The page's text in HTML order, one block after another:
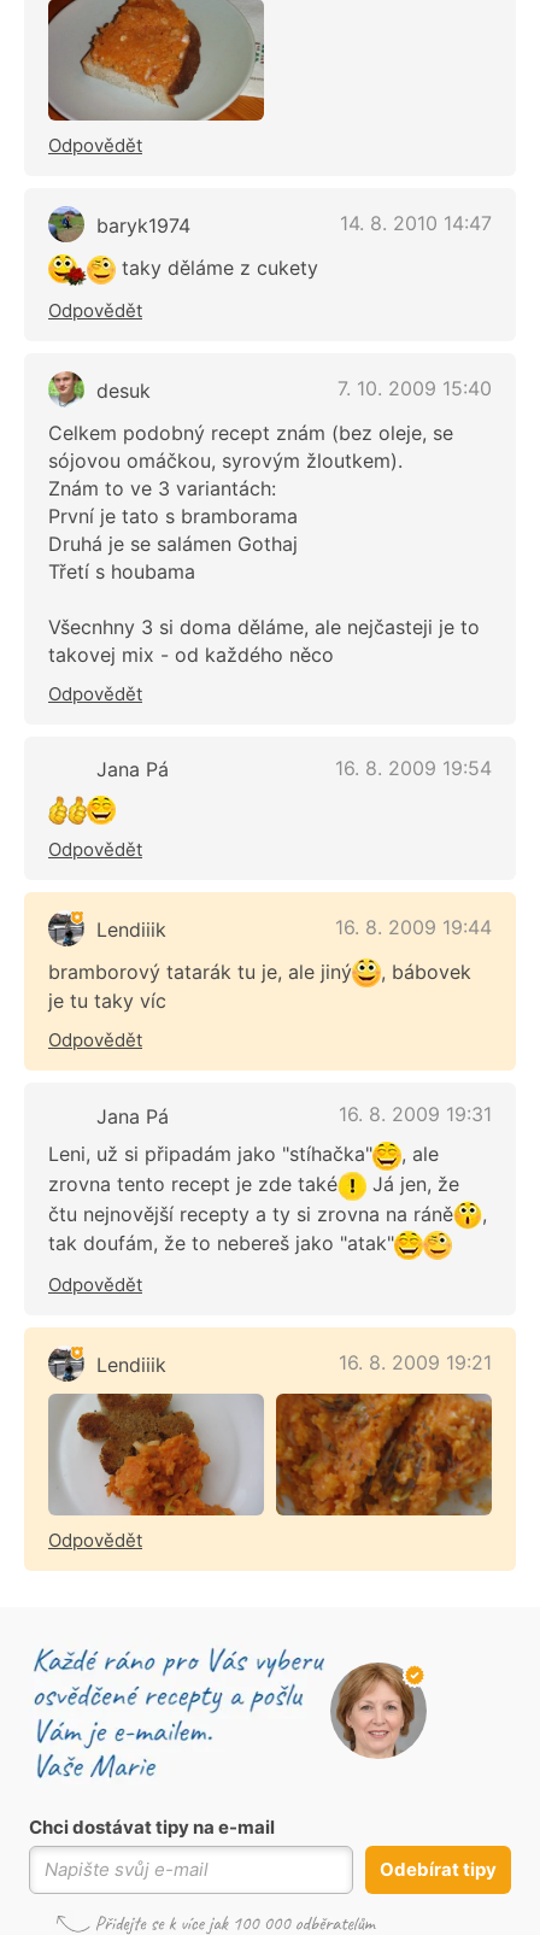
Odpovědět
baryk1974
14. 8. 2010 14:47
taky děláme z cukety
Odpovědět
desuk
7. 10. 2009 15:40
Celkem podobný recept znám (bez oleje, se
sójovou omáčkou, syrovým žloutkem).
Znám to ve 3 variantách:
První je tato s bramborama
Druhá je se salámen Gothaj
Třetí s houbama
Všecnhny 3 si doma děláme, ale nejčasteji je to
takovej mix - od každého něco
Odpovědět
Jana Pá 16. 8. 2009 19:54
Odpovědět
Lendiiik
16. 8. 2009 19:44
bramborový tatarák tu je, ale jiný
, bábovek
je tu taky víc
Odpovědět
Jana Pá
16. 8. 2009 19:31
Leni, už si připadám jako "stíhačka"
, ale
zrovna tento recept je zde také
Já jen, že
čtu nejnovější recepty a ty si zrovna na ráně
,
tak doufám, že to nebereš jako "atak"
Odpovědět
Lendiiik 16. 8. 2009 19:21
Odpovědět
Chci dostávat tipy na e-mail
Odebírat tipy